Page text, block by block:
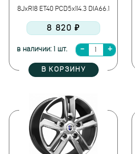
8JxR18 ET40 PCD5x114.3 DIA66.1
8 820 ₽
в наличии: 1 шт.
В КОРЗИНУ